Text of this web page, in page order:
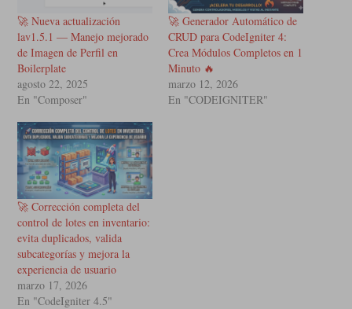
🚀 Nueva actualización
lav1.5.1 — Manejo mejorado
de Imagen de Perfil en
Boilerplate
agosto 22, 2025
En "Composer"
🚀 Generador Automático de
CRUD para CodeIgniter 4:
Crea Módulos Completos en 1
Minuto 🔥
marzo 12, 2026
En "CODEIGNITER"
🚀 Corrección completa del
control de lotes en inventario:
evita duplicados, valida
subcategorías y mejora la
experiencia de usuario
marzo 17, 2026
En "CodeIgniter 4.5"